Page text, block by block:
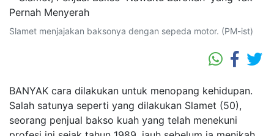
Slamet menjajakan baksonya dengan sepeda motor. (PM-ist)
BANYAK cara dilakukan untuk menopang kehidupan.
Salah satunya seperti yang dilakukan Slamet (50),
seorang penjual bakso kuah yang telah menekuni